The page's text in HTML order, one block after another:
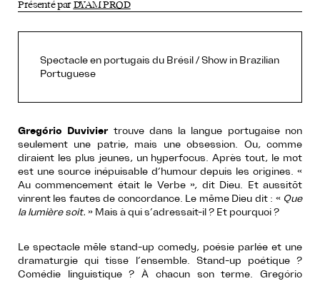
Spectacle en portugais du Brésil / Show in Brazilian
Portuguese
Gregório Duviviertrouve dans la langue portugaise non
seulement une patrie, mais une obsession. Ou, comme
diraient les plus jeunes, un hyperfocus. Après tout, le mot
est une source inépuisable d’humour depuis les origines. «
Au commencement était le Verbe », dit Dieu. Et aussitôt
vinrent les fautes de concordance. Le même Dieu dit : « Que
la lumière soit. » Mais à qui s’adressait-il ? Et pourquoi ?
Le spectacle mêle stand-up comedy, poésie parlée et une
dramaturgie qui tisse l’ensemble. Stand-up poétique ?
Comédie linguistique ? À chacun son terme. Gregório
Présenté par DYAM PROD